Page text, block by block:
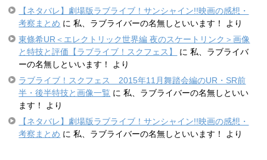
【ネタバレ】劇場版ラブライブ！サンシャイン!!映画の感想・
考察まとめ に私、ラブライバーの名無しといいます！
より
東條希UR＜エレクトリック世界編 夜のスケートリンク＞画像
と特技と評価【ラブライブ！スクフェス】
に私、ラブライバ
ーの名無しといいます！
より
ラブライブ！スクフェス 2015年11月舞踏会編のUR・SR前
半・後半特技と画像一覧 に私、ラブライバーの名無しといい
ます！
より
【ネタバレ】劇場版ラブライブ！サンシャイン!!映画の感想・
考察まとめ に私、ラブライバーの名無しといいます！ より